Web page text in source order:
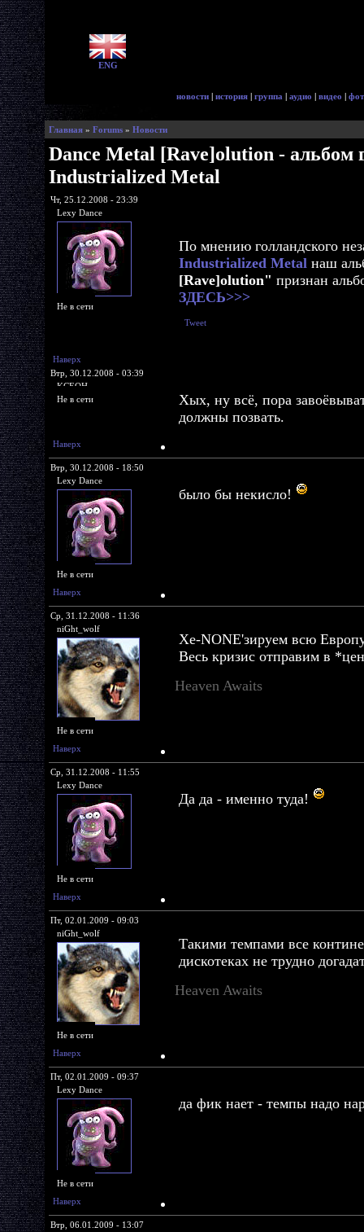
ENG
новости | история | группа | аудио | видео |
Главная » Forums » Новости
Dance Metal [Rave]olution - альбом
Industrialized Metal
Чт, 25.12.2008 - 23:39
Lexy Dance
Не в сети
По мнению голландского
Industrialized Metal наш
[Rave]olution" признан
ЗДЕСЬ>>>
Tweet
Наверх
Втр, 30.12.2008 - 03:39
KCEOH
Не в сети
Хых, ну всё, пора
должны позвать.
Наверх
Втр, 30.12.2008 - 18:50
Lexy Dance
Не в сети
было бы некисло!
Наверх
Ср, 31.12.2008 - 11:36
niGht_wolf
Не в сети
Xe-NONE'зируем всю
Весь кризис отправим в
Heaven Awaits
Наверх
Ср, 31.12.2008 - 11:55
Lexy Dance
Не в сети
Да да - именно туда!
Наверх
Пт, 02.01.2009 - 09:03
niGht_wolf
Не в сети
Такими темпами все
дискотеках не трудно
Heaven Awaits
Наверх
Пт, 02.01.2009 - 09:37
Lexy Dance
Не в сети
да фик нает - темпы надо
Наверх
Втр, 06.01.2009 - 13:07